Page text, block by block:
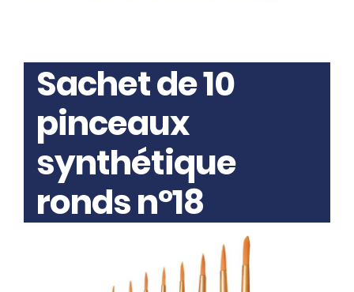
Sachet de 10
pinceaux
synthétique
ronds n°18